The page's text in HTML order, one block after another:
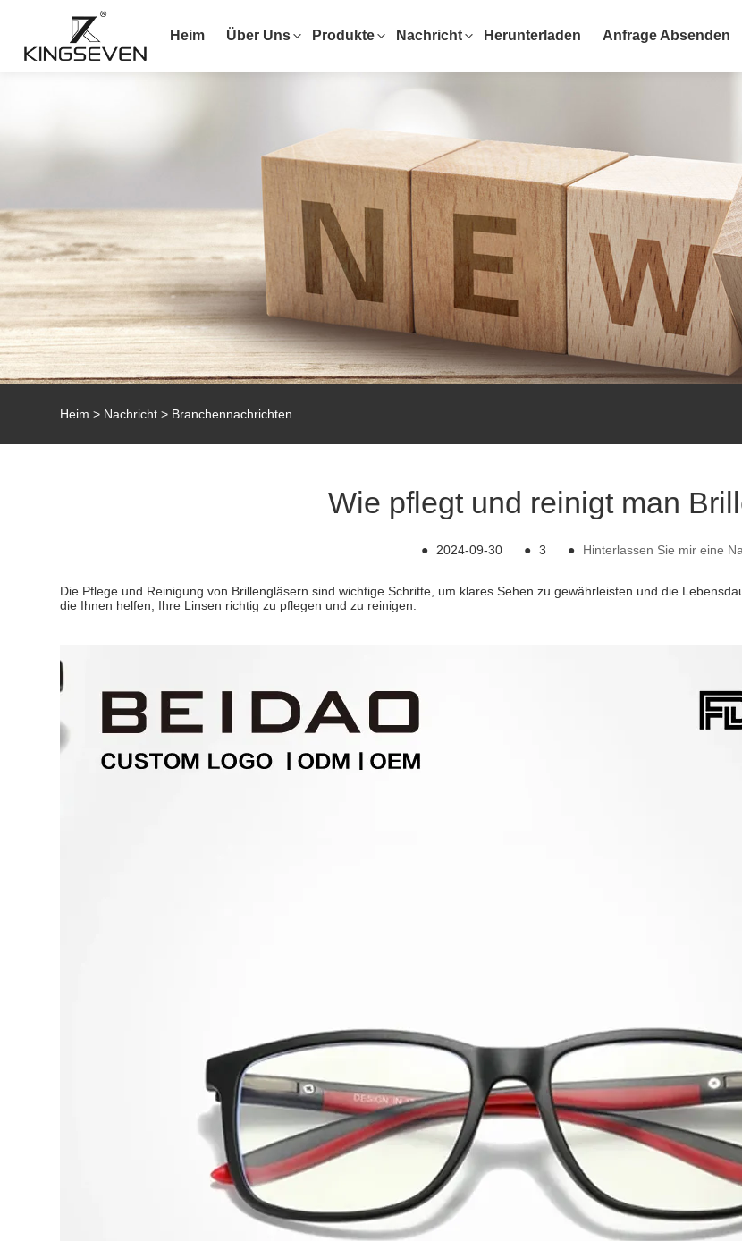
Heim Über Uns Produkte Nachricht Herunterladen Anfrage Absenden
Heim > Nachricht > Branchennachrichten
Wie pflegt und reinigt man
● 2024-09-30 ● 3 ● Hinterlassen Sie mir eine
Die Pflege und Reinigung von Brillengläsern sind wichtige Schritte, um klares Sehen zu gewährleisten und die
die Ihnen helfen, Ihre Linsen richtig zu pflegen und zu reinigen: